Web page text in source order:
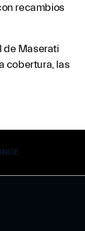
recambios
de Maserati
cobertura, las